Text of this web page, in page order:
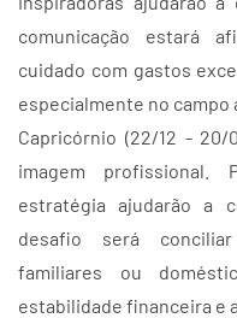
comunicação estará
cuidado com gastos
especialmente no campo
Capricórnio (22/12 -
imagem profissional.
estratégia ajudarão a
desafio será
familiares ou
estabilidade financeira e